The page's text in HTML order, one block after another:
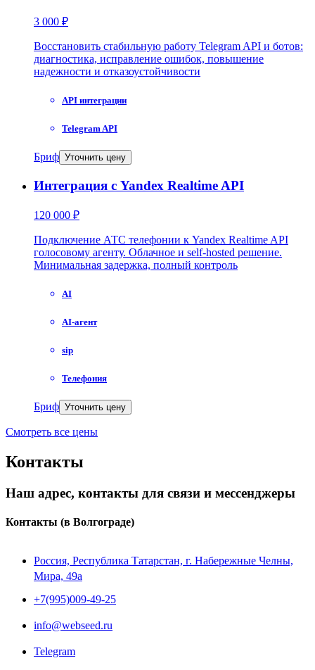
3 000 ₽
Восстановить стабильную работу Telegram API и ботов:
диагностика, исправление ошибок, повышение
надежности и отказоустойчивости
API интеграции
Telegram API
Бриф Уточнить цену
Интеграция с Yandex Realtime API
120 000 ₽
Подключение АТС телефонии к Yandex Realtime API
голосовому агенту. Облачное и self-hosted решение.
Минимальная задержка, полный контроль
AI
AI-агент
sip
Телефония
Бриф Уточнить цену
Смотреть все цены
Контакты
Наш адрес, контакты для связи и мессенджеры
Контакты (в Волгограде)
Россия, Республика Татарстан, г. Набережные Челны,
Мира, 49a
+7(995)009-49-25
info@webseed.ru
Telegram